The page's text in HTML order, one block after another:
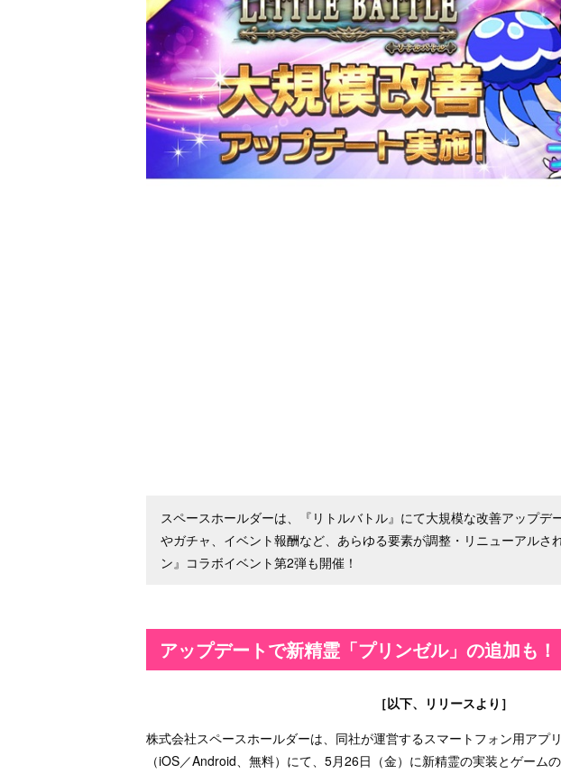
スペースホールダーは、『リトルバトル』にて大規模な改善アップデ
やガチャ、イベント報酬など、あらゆる要素が調整・リニューアルさ
ン』コラボイベント第2弾も開催！
アップデートで新精霊「プリンゼル」の追加も！
［以下、リリースより］
株式会社スペースホールダーは、同社が運営するスマートフォン用アプ
（iOS／Android、無料）にて、5月26日（金）に新精霊の実装とゲーム